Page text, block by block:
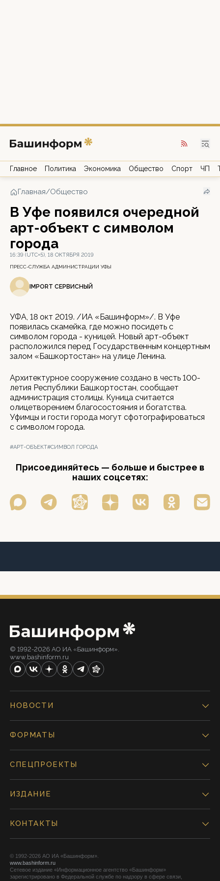
Главное Политика Экономика Общество Спорт ЧП
Главная/Общество
В Уфе появился очередной
арт-объект с символом
города
16:39 (UTC+5), 18 ОКТЯБРЯ 2019
ПРЕСС-СЛУЖБА АДМИНИСТРАЦИИ УФЫ
IMPORT СЕРВИСНЫЙ
УФА, 18 окт 2019. /ИА «Башинформ»/. В Уфе
появилась скамейка, где можно посидеть с
символом города - куницей. Новый арт-объект
расположился перед Государственным концертным
залом «Башкортостан» на улице Ленина.
Архитектурное сооружение создано в честь 100-
летия Республики Башкортостан, сообщает
администрация столицы. Куница считается
олицетворением благосостояния и богатства.
Уфимцы и гости города могут сфотографироваться
с символом города.
#АРТ-ОБЪЕКТ#СИМВОЛ ГОРОДА
Присоединяйтесь — больше и быстрее в
наших соцсетях:
© 1992-2026 АО ИА «Башинформ».
www.bashinform.ru
НОВОСТИ
ФОРМАТЫ
СПЕЦПРОЕКТЫ
ИЗДАНИЕ
КОНТАКТЫ
© 1992-2026 АО ИА «Башинформ».
www.bashinform.ru
Сетевое издание «Информационное агентство «Башинформ»
зарегистрировано в Федеральной службе по надзору в сфере связи,